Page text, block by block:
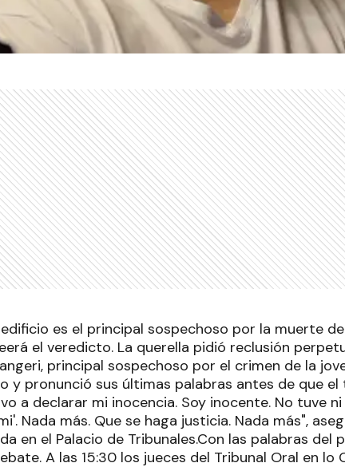
es el principal sospechoso por la muerte de
el veredicto. La querella pidió reclusión
principal sospechoso por el crimen de la
y pronunció sus últimas palabras antes de que el
a declarar mi inocencia. Soy inocente. No tuve
Nada más. Que se haga justicia. Nada más",
en el Palacio de Tribunales.Con las palabras
A las 15:30 los jueces del Tribunal Oral en lo